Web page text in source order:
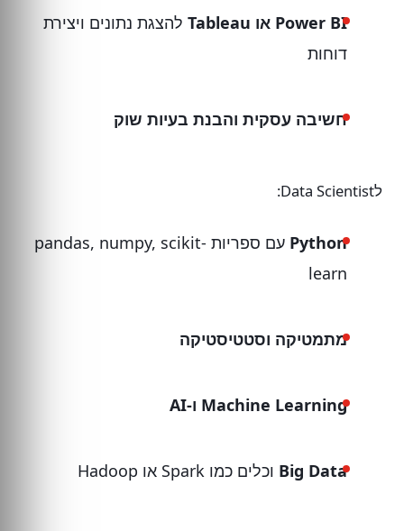
Power BI או Tableau
להצגת נתונים ויצירת
דוחות
חשיבה עסקית והבנת בעיות שוק
לData Scientist:
Python
עם ספריות pandas, numpy, scikit-
learn
מתמטיקה וסטטיסטיקה
Machine Learning ו-AI
Big Data וכלים כמו Spark או Hadoop